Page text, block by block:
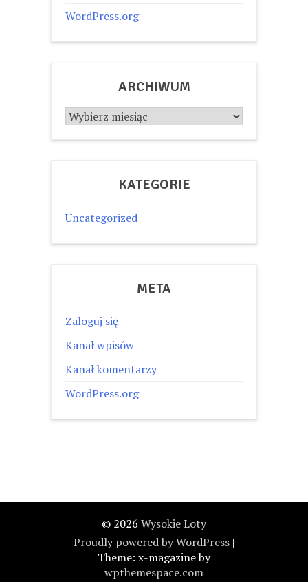
WordPress.org
ARCHIWUM
Archiwum
KATEGORIE
Uncategorized
META
Zaloguj się
Kanał wpisów
Kanał komentarzy
WordPress.org
© 2026 Wysokie Loty
Proudly powered by WordPress |
Theme: x-magazine by
wpthemespace.com